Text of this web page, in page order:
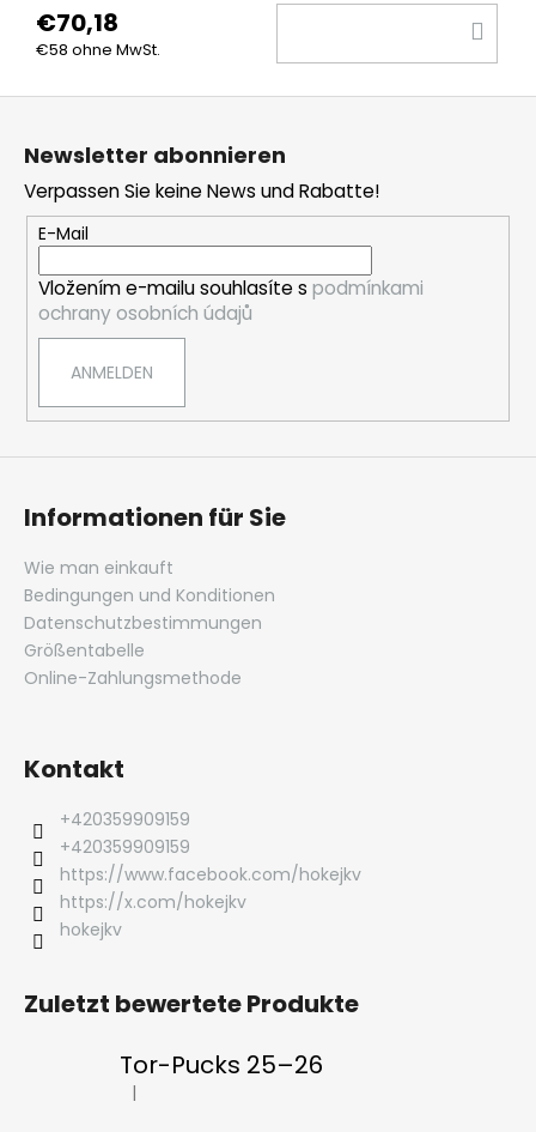
€70,18
€58 ohne MwSt.
Newsletter abonnieren
Verpassen Sie keine News und Rabatte!
E-Mail
Vložením e-mailu souhlasíte s podmínkami
ochrany osobních údajů
ANMELDEN
Informationen für Sie
Wie man einkauft
Bedingungen und Konditionen
Datenschutzbestimmungen
Größentabelle
Online-Zahlungsmethode
Kontakt
+420359909159
+420359909159
https://www.facebook.com/hokejkv
https://x.com/hokejkv
hokejkv
Zuletzt bewertete Produkte
Tor-Pucks 25–26
Die Produktbewertung beträgt 5 von 5 Sternen.
|